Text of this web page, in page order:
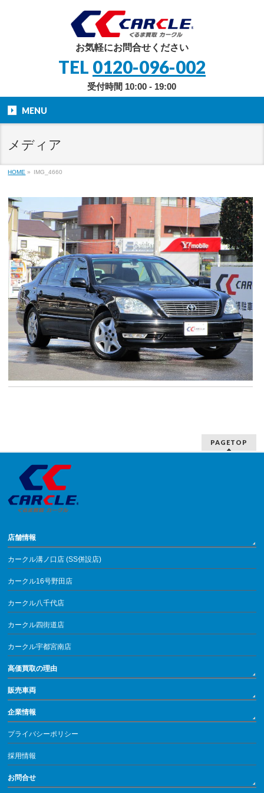
お気軽にお問合せください
TEL 0120-096-002
受付時間 10:00 - 19:00
MENU
メディア
HOME » IMG_4660
PAGETOP
店舗情報
カークル溝ノ口店 (SS併設店)
カークル16号野田店
カークル八千代店
カークル四街道店
カークル宇都宮南店
高価買取の理由
販売車両
企業情報
プライバシーポリシー
採用情報
お問合せ